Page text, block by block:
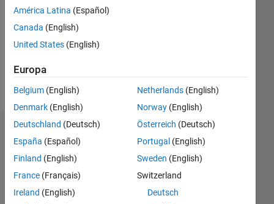
Followers:
Following:
Follow
Statistica
M…
América Latina (Español)
Canada (English)
United States (English)
Europa
Belgium (English)
Denmark (English)
Deutschland (Deutsch)
España (Español)
Finland (English)
France (Français)
Ireland (English)
Netherlands(English)
Norway(English)
Österreich (Deutsch)
Portugal (English)
Sweden (English)
Switzerland
Deutsch